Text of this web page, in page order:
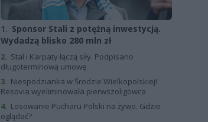
1. Sponsor Stali z potężną inwestycją.
Wydadzą blisko 280 mln zł
2. Stal i Karpaty łączą siły. Podpisano
długoterminową umowę
3. Niespodzianka w Środzie Wielkopolskiej!
Resovia wyeliminowała pierwszoligowca
4. Losowanie Pucharu Polski na żywo. Gdzie
oglądać?